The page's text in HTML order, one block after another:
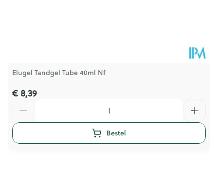
Elugel Tandgel Tube 40ml Nf
€ 8,39
Bestel